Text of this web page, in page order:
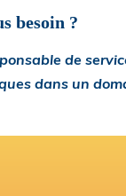
besoin ?
de
dans un